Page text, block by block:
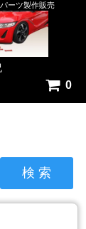
ーツ製作販売
0
検 索